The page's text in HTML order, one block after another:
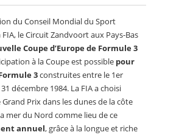
du Conseil Mondial du Sport
le Circuit Zandvoort aux Pays-Bas
Coupe d’Europe de Formule 3
à la Coupe est possible pour
3construites entre le 1er
décembre 1984. La FIA a choisi
Grand Prix dans les dunes de la côte
mer du Nord comme lieu de ce
annuel, grâce à la longue et riche